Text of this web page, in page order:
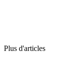
Plus d'articles